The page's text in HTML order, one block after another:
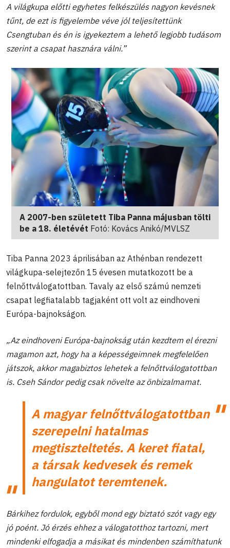
A világkupa előtti egyhetes felkészülés nagyon kevésnek
tűnt, de ezt is figyelembe véve jól teljesítettünk
Csengtuban és én is igyekeztem a lehető legjobb tudásom
szerint a csapat hasznára válni.”
A 2007-ben született Tiba Panna májusban tölti
be a 18. életévét Fotó: Kovács Anikó/MVLSZ
Tiba Panna 2023 áprilisában az Athénban rendezett
világkupa-selejtezőn 15 évesen mutatkozott be a
felnőttválogatottban. Tavaly az első számú nemzeti
csapat legfiatalabb tagjaként ott volt az eindhoveni
Európa-bajnokságon.
„Az eindhoveni Európa-bajnokság után kezdtem el érezni
magamon azt, hogy ha a képességeimnek megfelelően
játszok, akkor magabiztos lehetek a felnőttválogatottban
is. Cseh Sándor pedig csak növelte az önbizalmamat.
A magyar felnőttválogatottban
szerepelni hatalmas
megtiszteltetés. A keret fiatal,
a társak kedvesek és remek
hangulatot teremtenek.
Bárkihez fordulok, egyből mond egy biztató szót vagy egy
jó poént. Jó érzés ehhez a válogatotthoz tartozni, mert
mindenki elfogadja a másikat és mindenben számíthatunk